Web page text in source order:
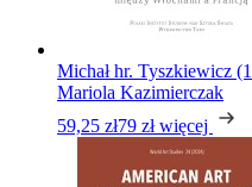
Michał hr. Tyszkiewicz
Mariola Kazimierczak
59,25 zł79 zł więcej